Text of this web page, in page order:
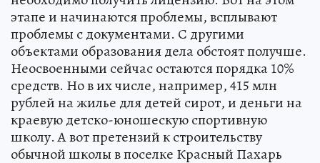
этапе и начинаются проблемы, всплывают
проблемы с документами. С другими
объектами образования дела обстоят получше.
Неосвоенными сейчас остаются порядка 10%
средств. Но в их числе, например, 415 млн
рублей на жилье для детей сирот, и деньги на
краевую детско-юношескую спортивную
школу. А вот претензий к строительству
обычной школы в поселке Красный Пахарь